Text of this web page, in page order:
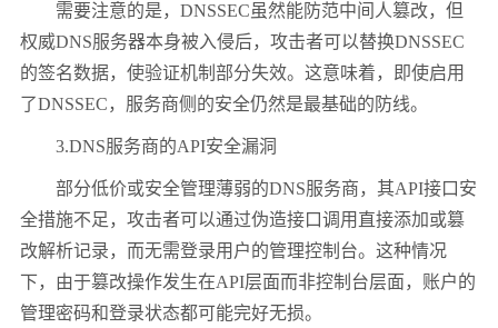
需要注意的是，DNSSEC虽然能防范中间人篡改，但
权威DNS服务器本身被入侵后，攻击者可以替换DNSSEC
的签名数据，使验证机制部分失效。这意味着，即使启用
了DNSSEC，服务商侧的安全仍然是最基础的防线。
3.DNS服务商的API安全漏洞
部分低价或安全管理薄弱的DNS服务商，其API接口安
全措施不足，攻击者可以通过伪造接口调用直接添加或篡
改解析记录，而无需登录用户的管理控制台。这种情况
下，由于篡改操作发生在API层面而非控制台层面，账户的
管理密码和登录状态都可能完好无损。